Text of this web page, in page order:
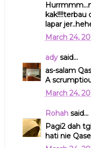
kak!!!!terbau
lapar
March 24,
adysaid...
as-salam
A
March 24,
Rohahsaid...
Pagi2 dah
hati nie